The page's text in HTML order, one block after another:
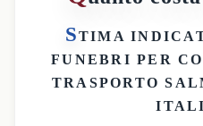
STIMA
FUNEBRI PER
TRASPORTO